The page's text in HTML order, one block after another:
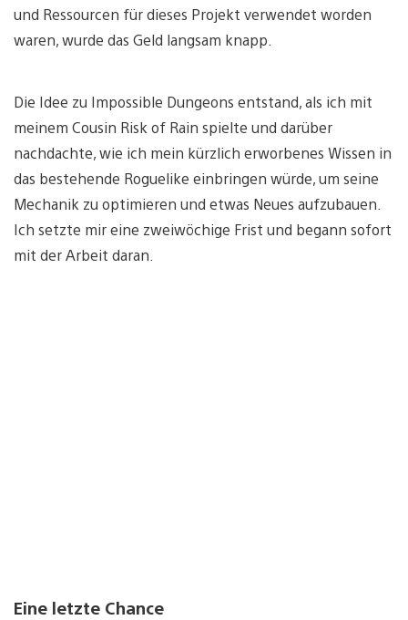
und Ressourcen für dieses Projekt verwendet worden
waren, wurde das Geld langsam knapp.
Die Idee zu Impossible Dungeons entstand, als ich mit
meinem Cousin Risk of Rain spielte und darüber
nachdachte, wie ich mein kürzlich erworbenes Wissen in
das bestehende Roguelike einbringen würde, um seine
Mechanik zu optimieren und etwas Neues aufzubauen.
Ich setzte mir eine zweiwöchige Frist und begann sofort
mit der Arbeit daran.
Eine letzte Chance